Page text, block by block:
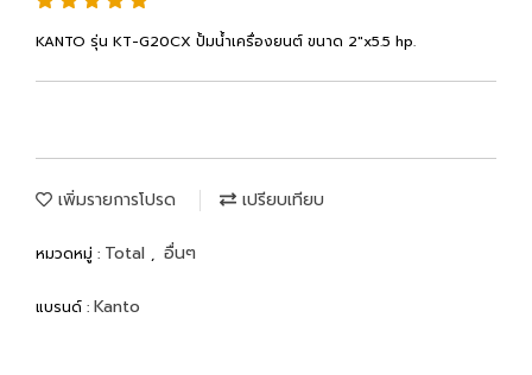
KANTO รุ่น KT-G20CX ปั้มน้ำเครื่องยนต์ ขนาด 2"x5.5 hp.
เพิ่มรายการโปรด เปรียบเทียบ
หมวดหมู่ : Total , อื่นๆ
แบรนด์ : Kanto